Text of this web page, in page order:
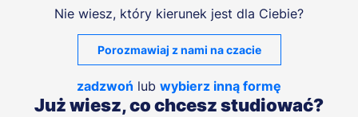
Nie wiesz, który kierunek jest dla Ciebie?
Porozmawiaj z nami na czacie
zadzwoń lub wybierz inną formę
Już wiesz, co chcesz studiować?